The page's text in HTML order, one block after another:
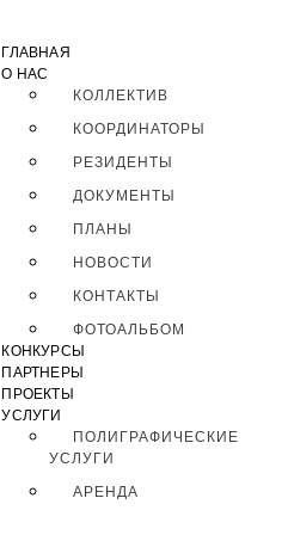
ГЛАВНАЯ
О НАС
КОЛЛЕКТИВ
КООРДИНАТОРЫ
РЕЗИДЕНТЫ
ДОКУМЕНТЫ
ПЛАНЫ
НОВОСТИ
КОНТАКТЫ
ФОТОАЛЬБОМ
КОНКУРСЫ
ПАРТНЕРЫ
ПРОЕКТЫ
УСЛУГИ
ПОЛИГРАФИЧЕСКИЕ
УСЛУГИ
АРЕНДА